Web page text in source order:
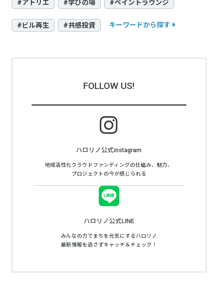
#アトリエ #学びの場 #ペイントラウンジ
#ビル再生 #共感投資 キーワードから探す
FOLLOW US!
ハロリノ公式instagram
地域活性化クラウドファンディングの仕組み、魅力、
プロジェクトの今が感じられる
ハロリノ公式LINE
みんなの力でまちを元気にするハロリノ
最新情報を逃さずキャッチ＆チェック！